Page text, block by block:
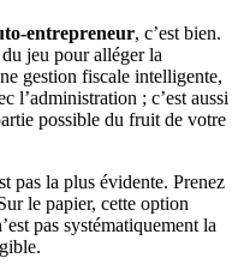
entrepreneur, c’est bien.
jeu pour alléger la
gestion fiscale intelligente,
l’administration ; c’est aussi
possible du fruit de votre
pas la plus évidente. Prenez
le papier, cette option
pas systématiquement la